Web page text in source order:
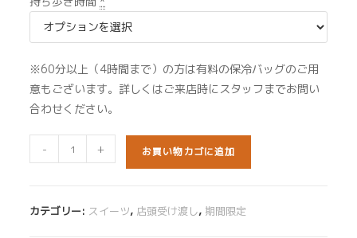
※60分以上（4時間まで）の方は有料の保冷バッグのご用
意もございます。詳しくはご来店時にスタッフまでお問い
合わせください。
ー
ー
- + お買い物カゴに追加
カテゴリー: スイーツ, 店頭受け渡し, 期間限定